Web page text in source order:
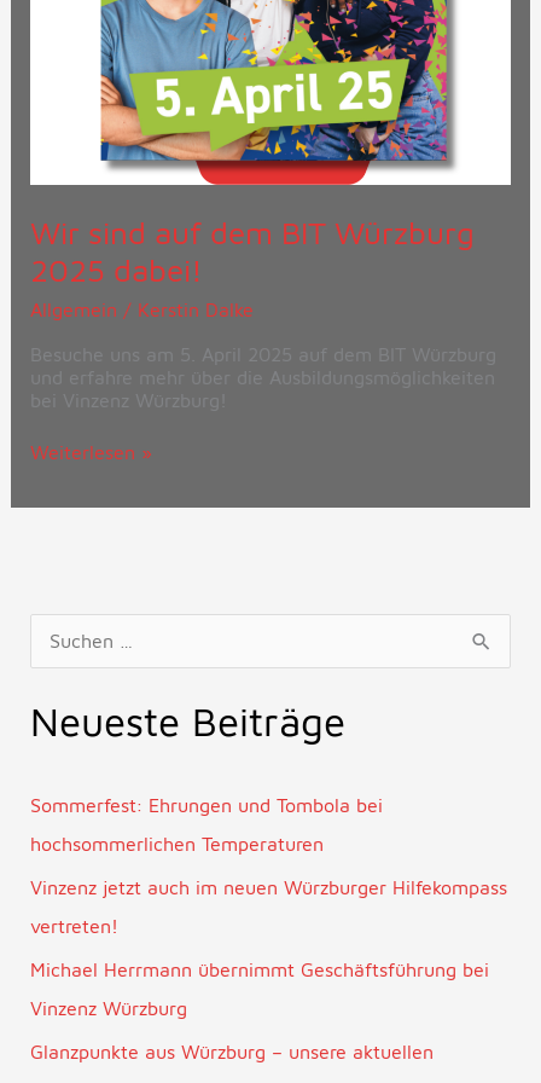
Wir sind auf dem BIT Würzburg
2025 dabei!
Allgemein / Kerstin Dalke
Besuche uns am 5. April 2025 auf dem BIT Würzburg
und erfahre mehr über die Ausbildungsmöglichkeiten
bei Vinzenz Würzburg!
Weiterlesen »
e
n
n
a
Neueste Beiträge
Sommerfest: Ehrungen und Tombola bei
hochsommerlichen Temperaturen
Vinzenz jetzt auch im neuen Würzburger Hilfekompass
vertreten!
Michael Herrmann übernimmt Geschäftsführung bei
Vinzenz Würzburg
Glanzpunkte aus Würzburg – unsere aktuellen